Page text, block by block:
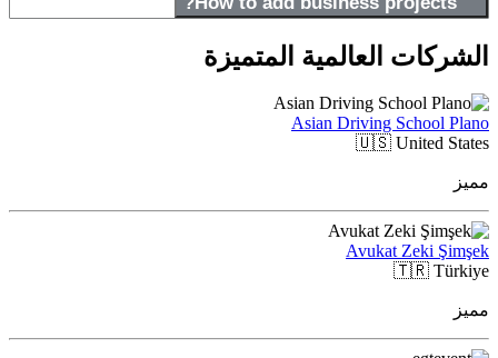
الشركات العالمية المتميزة
Asian Driving School Plano
🇺🇸 United States
مميز
Avukat Zeki Şimşek
🇹🇷 Türkiye
مميز